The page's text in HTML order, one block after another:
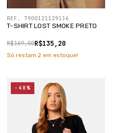
T-SHIRT LOST SMOKE PRETO
R$135,20
R$169,00
REF. 7900121129136
Só restam 2 em estoque!
-40%